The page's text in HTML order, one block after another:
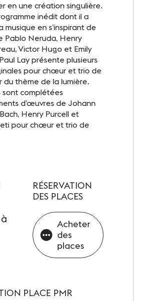
et hébergement
sanitaire
et trouvés
LinkedIn
en une création singulière.
inédit dont il a
musique en s’inspirant de
Pablo Neruda, Henry
Victor Hugo et Emily
Lay présente plusieurs
pour chœur et trio de
du thème de la lumière.
sont complétées
d’œuvres de Johann
Henry Purcell et
pour chœur et trio de
RÉSERVATION
DES PLACES
Acheter
des
places
PLACE PMR